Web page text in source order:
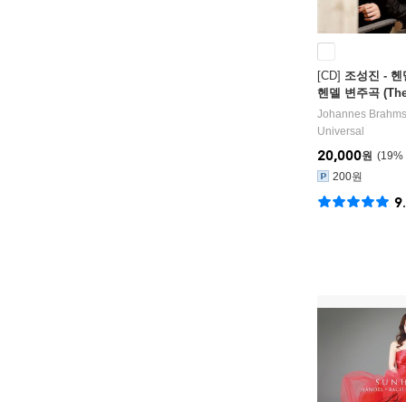
[CD] 조성진 -
헨델 변주곡
Handel: 3
ons)
Johannes Brahms
Universal
19%
20,000원
200원